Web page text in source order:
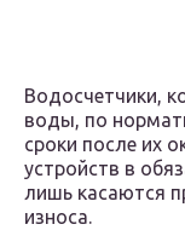
Водосчетчики,
воды, по
сроки после их
устройств в
лишь касаются
износа.